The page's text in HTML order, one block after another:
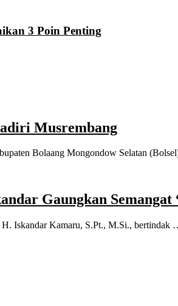
3 Poin Penting
Musrembang
Bolaang Mongondow Selatan
Gaungkan
Iskandar Kamaru, S.Pt., M.Si., bertindak